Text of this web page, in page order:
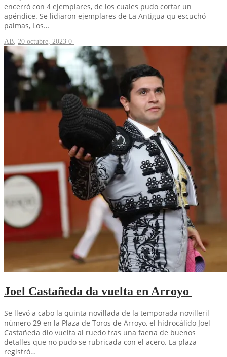
encerró con 4 ejemplares, de los cuales pudo cortar un
apéndice. Se lidiaron ejemplares de La Antigua qu escuchó
palmas, Los…
AB, 20 octubre, 2023 0
Joel Castañeda da vuelta en Arroyo
Se llevó a cabo la quinta novillada de la temporada novilleril
número 29 en la Plaza de Toros de Arroyo, el hidrocálido Joel
Castañeda dio vuelta al ruedo tras una faena de buenos
detalles que no pudo se rubricada con el acero. La plaza
registró…